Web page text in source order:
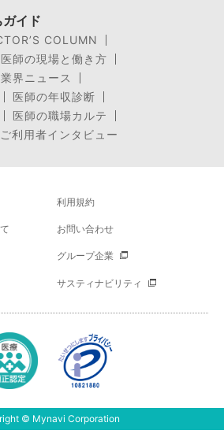
イド
COLUMN
医師の現場と働き方
業界ニュース
医師の年収診断
医師の職場カルテ
利用者インタビュー
利用規約
お問い合わせ
グループ企業
サスティナビリティ
© Mynavi Corporation